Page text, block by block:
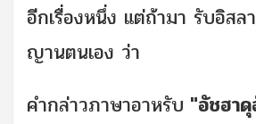
อีกเรื่องหนึ่ง แต่ถ้ามา รับอิส
ญานตนเอง ว่า
คำกล่าวภาษาอาหรับ "อัชฮาดุ